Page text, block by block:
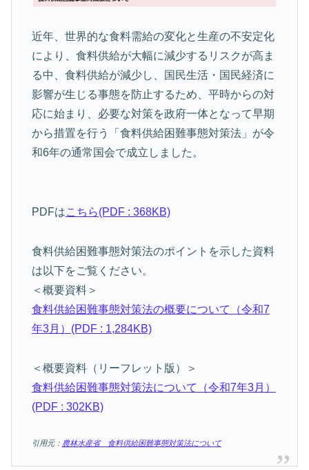
近年、世界的な食料需給の変化と生産の不安定化
により、食料供給が大幅に減少するリスクが高ま
る中、食料供給が減少し、国民生活・国民経済に
影響が生じる事態を防止するため、平時からの対
応に始まり、必要な対策を政府一体となって早期
から措置を行う「食料供給困難事態対策法」が令
和6年の通常国会で成立しました。
PDFはこちら(PDF : 368KB)
食料供給困難事態対策法のポイントを示した資料
は以下をご覧ください。
＜概要資料＞
食料供給困難事態対策法の概要について（令和7
年3月）(PDF : 1,284KB)
＜概要資料（リーフレット版）＞
食料供給困難事態対策法について（令和7年3月）
(PDF : 302KB)
引用元： 農林水産省 食料供給困難事態対策法について